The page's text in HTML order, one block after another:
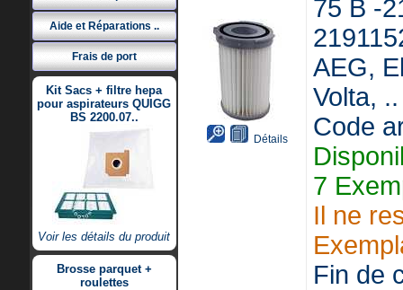
Aide et Réparations ..
Frais de port
Kit Sacs + filtre hepa
pour aspirateurs QUIGG
BS 2200.07..
Voir les détails du produit
Brosse parquet +
roulettes
Détails
75 B -
AEG,
Volta, ..
Code
7
Il ne
Fin de